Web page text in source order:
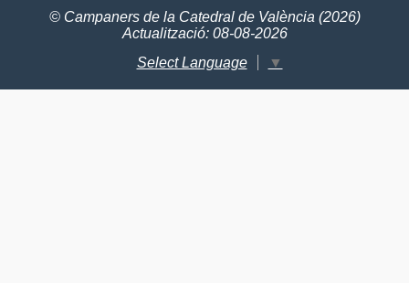
© Campaners de la Catedral de València (2026)
Actualització: 08-08-2026
Select Language
▼